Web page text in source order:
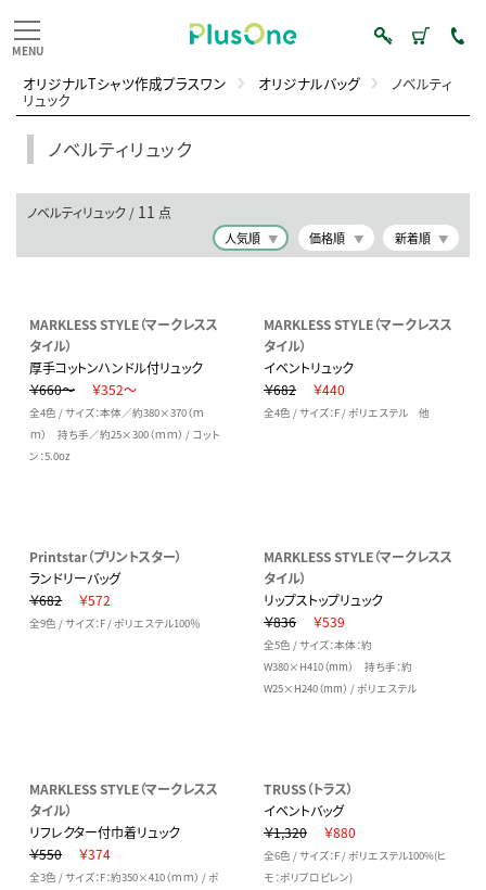
オリジナルTシャツ作成プラスワン オリジナルバッグ ノベルティ
リュック
ノベルティリュック
ノベルティリュック / 11 点
人気順 価格順 新着順
MARKLESS STYLE（マークレスス
タイル）
厚手コットンハンドル付リュック
￥660～
￥352～
全4色 / サイズ：本体／約380×370（ｍ
ｍ） 持ち手／約25×300（ｍｍ） / コット
ン：5.0oz
MARKLESS STYLE（マークレスス
タイル）
イベントリュック
￥682
￥440
全4色 / サイズ：F / ポリエステル 他
Printstar（プリントスター）
ランドリーバッグ
￥682
￥572
全9色 / サイズ：F / ポリエステル100％
MARKLESS STYLE（マークレスス
タイル）
リップストップリュック
￥836
￥539
全5色 / サイズ：本体：約
W380×H410（mm） 持ち手：約
W25×H240（mm） / ポリエステル
MARKLESS STYLE（マークレスス
タイル）
リフレクター付巾着リュック
￥550
￥374
全3色 / サイズ：F：約350×410（ｍｍ） / ポ
TRUSS（トラス）
イベントバッグ
￥1,320
￥880
全6色 / サイズ：F / ポリエステル100%(ヒ
モ：ポリプロピレン)